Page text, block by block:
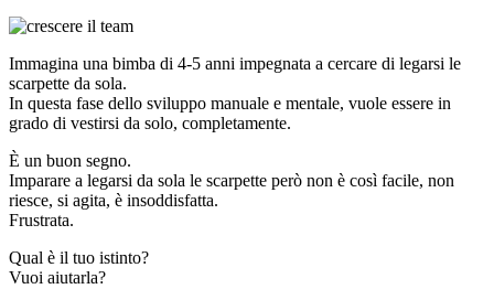
Immagina una bimba di 4-5 anni impegnata a cercare di legarsi le
scarpette da sola.
In questa fase dello sviluppo manuale e mentale, vuole essere in
grado di vestirsi da solo, completamente.
È un buon segno.
Imparare a legarsi da sola le scarpette però non è così facile, non
riesce, si agita, è insoddisfatta.
Frustrata.
Qual è il tuo istinto?
Vuoi aiutarla?